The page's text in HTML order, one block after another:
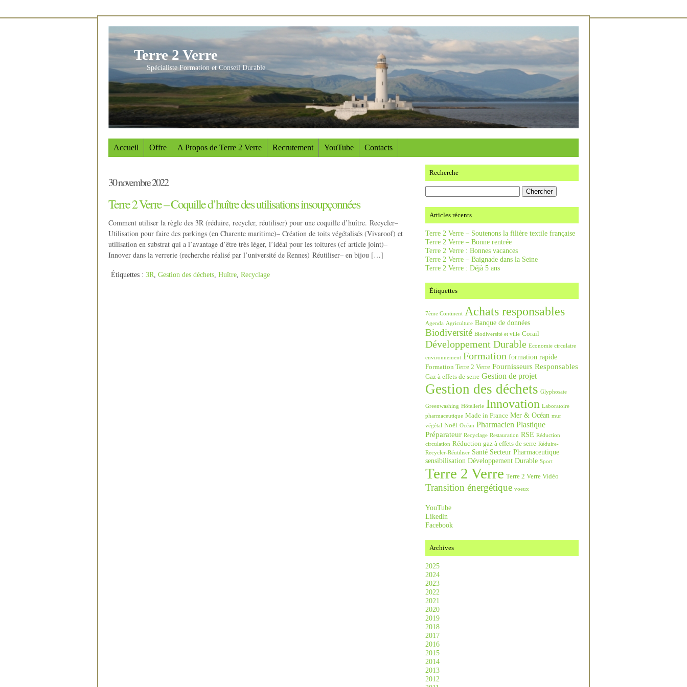
Terre 2 Verre
Spécialiste Formation et Conseil Durable
Accueil Offre A Propos de Terre 2 Verre Recrutement YouTube Contacts
30 novembre 2022
Terre 2 Verre – Coquille d’huître des utilisations insoupçonnées
Comment utiliser la règle des 3R (réduire, recycler, réutiliser) pour une coquille d’huître. Recycler–
Utilisation pour faire des parkings (en Charente maritime)– Création de toits végétalisés (Vivaroof) et
utilisation en substrat qui a l’avantage d’être très léger, l’idéal pour les toitures (cf article joint)–
Innover dans la verrerie (recherche réalisé par l’université de Rennes) Réutiliser– en bijou […]
Étiquettes : 3R Gestion des déchets Huître Recyclage
Recherche
Articles récents
Terre 2 Verre – Soutenons la filière textile française
Terre 2 Verre – Bonne rentrée
Terre 2 Verre : Bonnes vacances
Terre 2 Verre – Baignade dans la Seine
Terre 2 Verre : Déjà 5 ans
Étiquettes
7ème Continent Achats responsables
Agenda Agriculture Banque de données
Biodiversité Biodiversité et ville Corail
Développement Durable Economie circulaire
environnement Formation formation rapide
Formation Terre 2 Verre Fournisseurs Responsables
Gaz à effets de serre Gestion de projet
Gestion des déchets Glyphosate
Greenwashing Hôtellerie Innovation Laboratoire
pharmaceutique Made in France Mer & Océan mur
végétal Noël Océan Pharmacien Plastique
Préparateur Recyclage Restauration RSE Réduction
circulation Réduction gaz à effets de serre Réduire-
Recycler-Réutiliser Santé Secteur Pharmaceutique
sensibilisation Développement Durable Sport
Terre 2 Verre Terre 2 Verre Vidéo
Transition énergétique voeux
YouTube
Likedln
Facebook
Archives
2025
2024
2023
2022
2021
2020
2019
2018
2017
2016
2015
2014
2013
2012